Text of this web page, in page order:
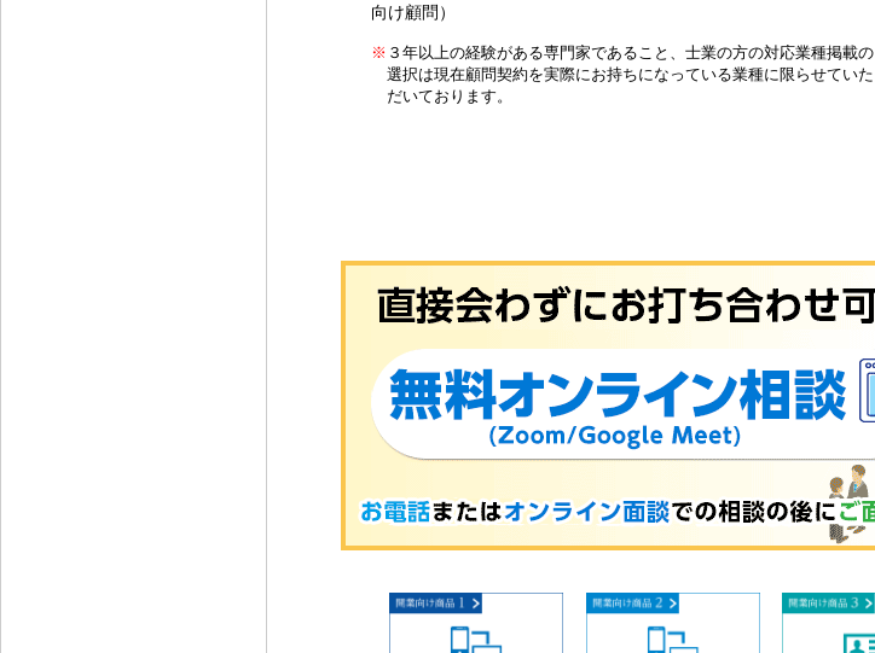
向け顧問）
※ ３年以上の経験がある専門家であること、士業の方の対応業種掲載の
選択は現在顧問契約を実際にお持ちになっている業種に限らせていた
だいております。